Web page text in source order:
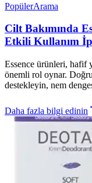
PopülerArama
Cilt Bakımında
Etkili Kullanım
Essence ürünleri, hafif
önemli rol oynar. Doğru
destekleyin, nem
Daha fazla bilgi edinin